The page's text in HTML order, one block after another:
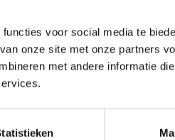
voor social media te
onze site met onze partners
met andere informatie
Wacht niet
Huurflits
handelen